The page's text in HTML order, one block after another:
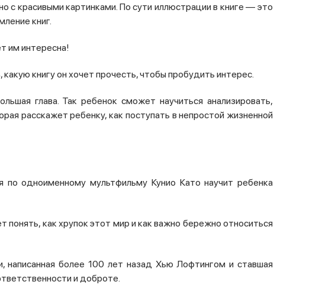
с красивыми картинками. По сути иллюстрации в книге — это
книг
им интересна!
книгу он хочет прочесть, чтобы пробудить интерес.
глава. Так ребенок сможет научиться анализировать,
расскажет ребенку, как поступать в непростой жизненной
по одноименному мультфильму Кунио Като научит ребенка
понять, как хрупок этот мир и как важно бережно относиться
более 100 лет назад Хью Лофтингом и ставшая
и доброте.